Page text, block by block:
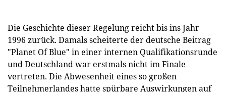
Die Geschichte dieser Regelung reicht bis ins Jahr
1996 zurück. Damals scheiterte der deutsche Beitrag
"Planet Of Blue" in einer internen Qualifikationsrunde
und Deutschland war erstmals nicht im Finale
vertreten. Die Abwesenheit eines so großen
Teilnehmerlandes hatte spürbare Auswirkungen auf